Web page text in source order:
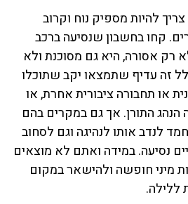
להיות מספיק נוח וקרוב
קחו בחשבון שנסיעה ברכב
רק אסורה, היא גם מסוכנת ולא
זה עדיף שתמצאו יקב שתוכלו
או תחבורה ציבורית אחרת, או
התורן. אך גם במקרים בהם
לנדב אותו לנהיגה וגם לסחוב
נסיעה. במידה ואתם לא מוצאים
מיני חופשה ולהישאר במקום
ללילה.